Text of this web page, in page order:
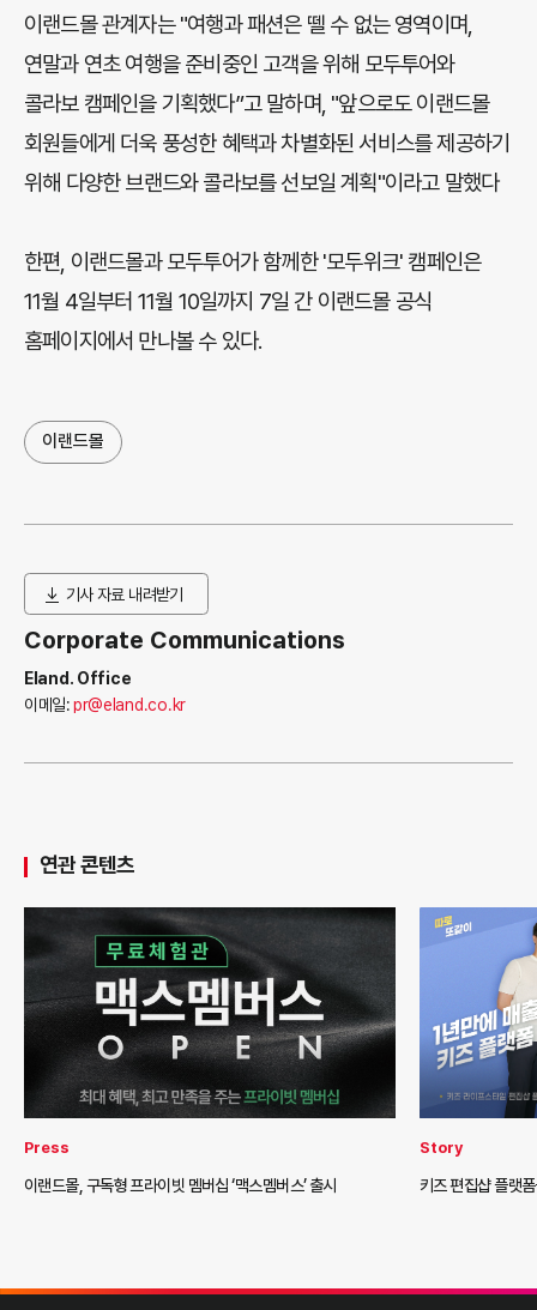
이랜드몰 관계자는 "여행과 패션은 뗄 수 없는 영역이며,
연말과 연초 여행을 준비중인 고객을 위해 모두투어와
콜라보 캠페인을 기획했다”고 말하며, "앞으로도 이랜드몰
회원들에게 더욱 풍성한 혜택과 차별화된 서비스를 제공하기
위해 다양한 브랜드와 콜라보를 선보일 계획"이라고 말했다
한편, 이랜드몰과 모두투어가 함께한 '모두위크' 캠페인은
11월 4일부터 11월 10일까지 7일 간 이랜드몰 공식
홈페이지에서 만나볼 수 있다.
이랜드몰
기사 자료 내려받기
Corporate Communications
Eland. Office
이메일:pr@eland.co.kr
연관 콘텐츠
Press
이랜드몰, 구독형 프라이빗 멤버십 ‘맥스멤버스’ 출시
Story
키즈 편집샵 플랫